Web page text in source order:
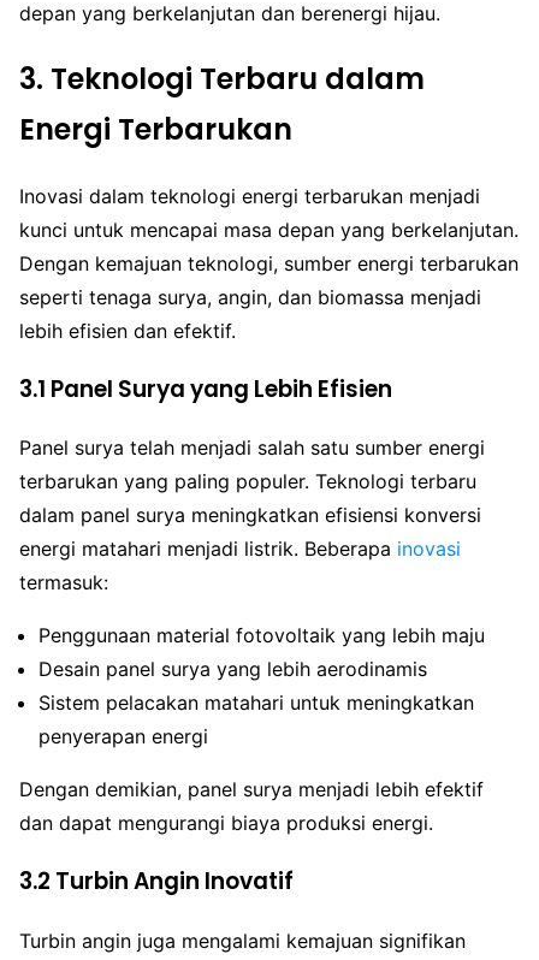
depan yang berkelanjutan dan berenergi hijau.
3. Teknologi Terbaru dalam
Energi Terbarukan
Inovasi dalam teknologi energi terbarukan menjadi
kunci untuk mencapai masa depan yang berkelanjutan.
Dengan kemajuan teknologi, sumber energi terbarukan
seperti tenaga surya, angin, dan biomassa menjadi
lebih efisien dan efektif.
3.1 Panel Surya yang Lebih Efisien
Panel surya telah menjadi salah satu sumber energi
terbarukan yang paling populer. Teknologi terbaru
dalam panel surya meningkatkan efisiensi konversi
energi matahari menjadi listrik. Beberapa inovasi
termasuk:
Penggunaan material fotovoltaik yang lebih maju
Desain panel surya yang lebih aerodinamis
Sistem pelacakan matahari untuk meningkatkan
penyerapan energi
Dengan demikian, panel surya menjadi lebih efektif
dan dapat mengurangi biaya produksi energi.
3.2 Turbin Angin Inovatif
Turbin angin juga mengalami kemajuan signifikan